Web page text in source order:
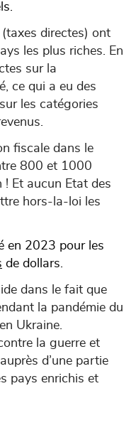
directes) ont
les plus riches. En
sur la
ce qui a eu des
les catégories
fiscale dans le
800 et 1000
! Et aucun Etat des
hors-la-loi les
en 2023 pour les
de dollars.
dans le fait que
la pandémie du
Ukraine.
la guerre et
d’une partie
pays enrichis et